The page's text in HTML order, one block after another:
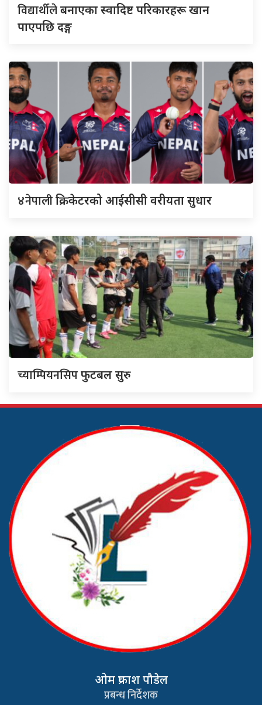
विद्यार्थीलेबनाएका स्वादिष्ट परिकारहरू खान
पाएपछि दङ्ग
४नेपालीक्रिकेटरको आईसीसी वरीयता सुधार
च्याम्पियनसिपफुटबल सुरु
ओम प्रकाश पौडेल
प्रबन्ध निर्देशक